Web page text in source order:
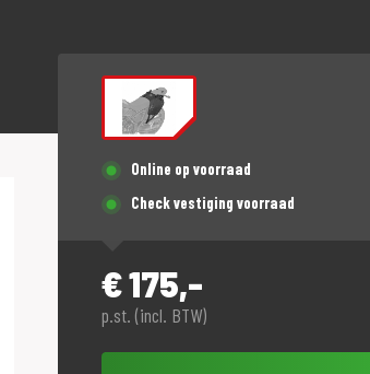
Online op voorraad
Check vestiging voorraad
€175,-
p.st. (incl. BTW)